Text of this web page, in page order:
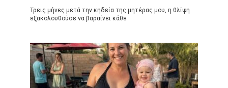
Τρεις μήνες μετά την κηδεία της μητέρας μου, η θλίψη
εξακολουθούσε να βαραίνει κάθε